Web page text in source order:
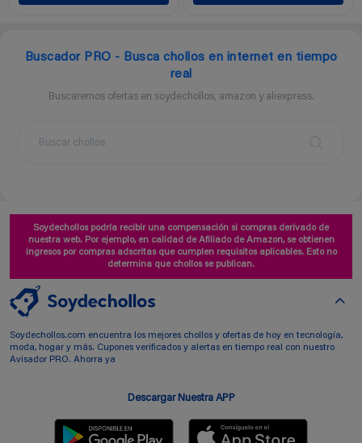
Buscador PRO - Busca chollos en internet en tiempo
real
Buscaremos ofertas en soydechollos, amazon y aliexpress.
Soydechollos podría recibir una compensación si compras derivado de
nuestra web. Por ejemplo, en calidad de Afiliado de Amazon, se obtienen
ingresos por compras adscritas que cumplen requisitos aplicables. Esto no
determina que chollos se publican.
Soydechollos.com encuentra los mejores chollos y ofertas de hoy en tecnología,
moda, hogar y más. Cupones verificados y alertas en tiempo real con nuestro
Avisador PRO. Ahorra ya
Descargar Nuestra APP